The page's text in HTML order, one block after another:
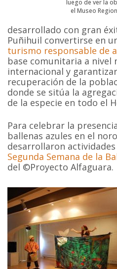
luego de ver la
el Museo
desarrollado con gran
Puñihuil convertirse en
turismo responsable de
base comunitaria a nivel
internacional y
recuperación de la
donde se sitúa la
de la especie en todo el
Para celebrar la
ballenas azules en el
desarrollaron
Segunda Semana de la
del ©Proyecto Alfaguara.